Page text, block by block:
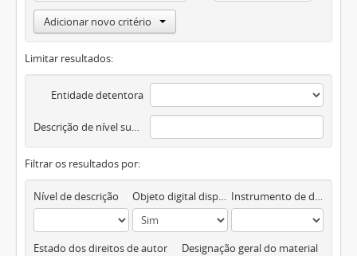
Adicionar novo critério
Limitar resultados:
Entidade detentora
Descrição de nível superior
Filtrar os resultados por:
Nível de descrição Objeto digital disponível Instrumento de descrição documental
Estado dos direitos de autor Designação geral do material